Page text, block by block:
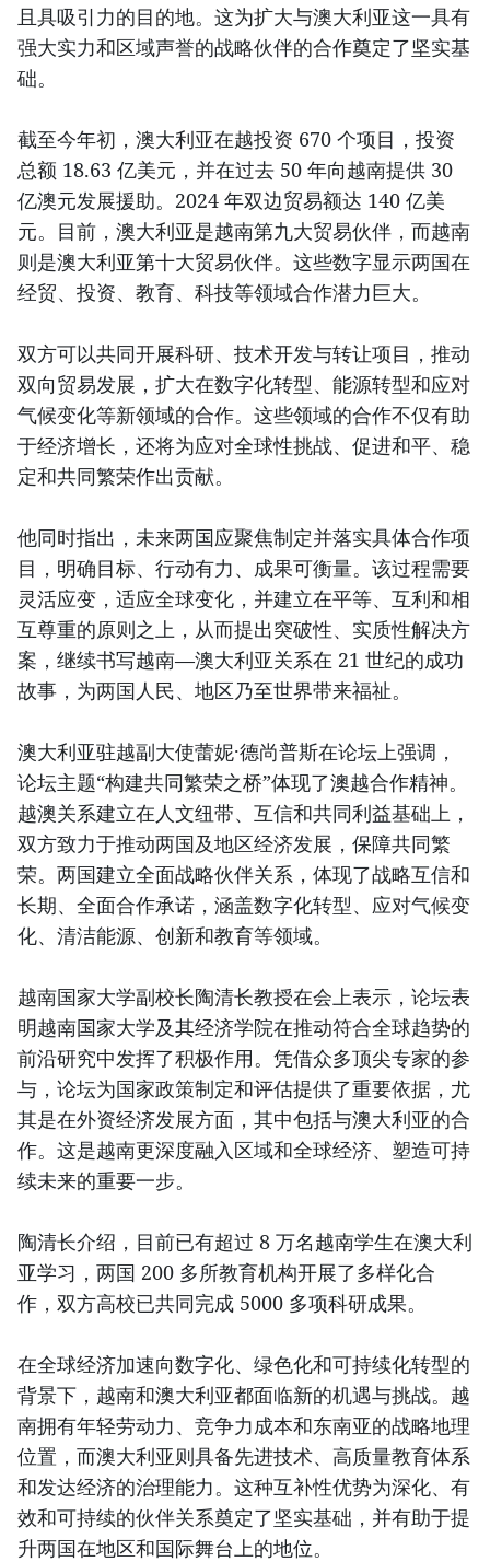
且具吸引力的目的地。这为扩大与澳大利亚这一具有
强大实力和区域声誉的战略伙伴的合作奠定了坚实基
础。
截至今年初，澳大利亚在越投资 670 个项目，投资
总额 18.63 亿美元，并在过去 50 年向越南提供 30
亿澳元发展援助。2024 年双边贸易额达 140 亿美
元。目前，澳大利亚是越南第九大贸易伙伴，而越南
则是澳大利亚第十大贸易伙伴。这些数字显示两国在
经贸、投资、教育、科技等领域合作潜力巨大。
双方可以共同开展科研、技术开发与转让项目，推动
双向贸易发展，扩大在数字化转型、能源转型和应对
气候变化等新领域的合作。这些领域的合作不仅有助
于经济增长，还将为应对全球性挑战、促进和平、稳
定和共同繁荣作出贡献。
他同时指出，未来两国应聚焦制定并落实具体合作项
目，明确目标、行动有力、成果可衡量。该过程需要
灵活应变，适应全球变化，并建立在平等、互利和相
互尊重的原则之上，从而提出突破性、实质性解决方
案，继续书写越南—澳大利亚关系在 21 世纪的成功
故事，为两国人民、地区乃至世界带来福祉。
澳大利亚驻越副大使蕾妮·德尚普斯在论坛上强调，
论坛主题“构建共同繁荣之桥”体现了澳越合作精神。
越澳关系建立在人文纽带、互信和共同利益基础上，
双方致力于推动两国及地区经济发展，保障共同繁
荣。两国建立全面战略伙伴关系，体现了战略互信和
长期、全面合作承诺，涵盖数字化转型、应对气候变
化、清洁能源、创新和教育等领域。
越南国家大学副校长陶清长教授在会上表示，论坛表
明越南国家大学及其经济学院在推动符合全球趋势的
前沿研究中发挥了积极作用。凭借众多顶尖专家的参
与，论坛为国家政策制定和评估提供了重要依据，尤
其是在外资经济发展方面，其中包括与澳大利亚的合
作。这是越南更深度融入区域和全球经济、塑造可持
续未来的重要一步。
陶清长介绍，目前已有超过 8 万名越南学生在澳大利
亚学习，两国 200 多所教育机构开展了多样化合
作，双方高校已共同完成 5000 多项科研成果。
在全球经济加速向数字化、绿色化和可持续化转型的
背景下，越南和澳大利亚都面临新的机遇与挑战。越
南拥有年轻劳动力、竞争力成本和东南亚的战略地理
位置，而澳大利亚则具备先进技术、高质量教育体系
和发达经济的治理能力。这种互补性优势为深化、有
效和可持续的伙伴关系奠定了坚实基础，并有助于提
升两国在地区和国际舞台上的地位。